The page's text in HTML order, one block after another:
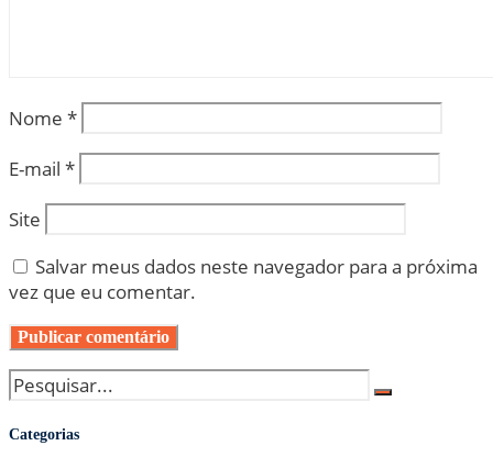
Nome *
E-mail *
Site
Salvar meus dados neste navegador para a próxima
vez que eu comentar.
Categorias